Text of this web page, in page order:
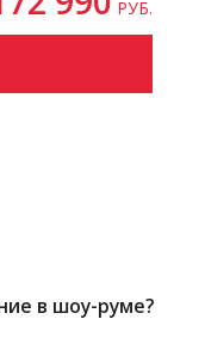
РУБ.
в шоу-руме?